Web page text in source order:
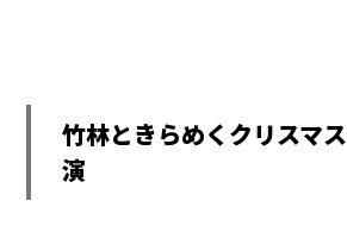
竹林ときらめくクリスマ
演